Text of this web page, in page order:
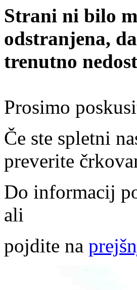
Strani ni bilo
odstranjena,
trenutno
Prosimo
Če ste spletni
preverite
Do informacij
ali
pojdite na